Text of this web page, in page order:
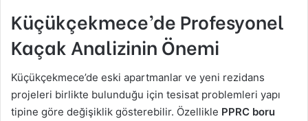
Küçükçekmece’de Profesyonel
Kaçak Analizinin Önemi
Küçükçekmece’de eski apartmanlar ve yeni rezidans
projeleri birlikte bulunduğu için tesisat problemleri yapı
tipine göre değişiklik gösterebilir. Özellikle PPRC boru